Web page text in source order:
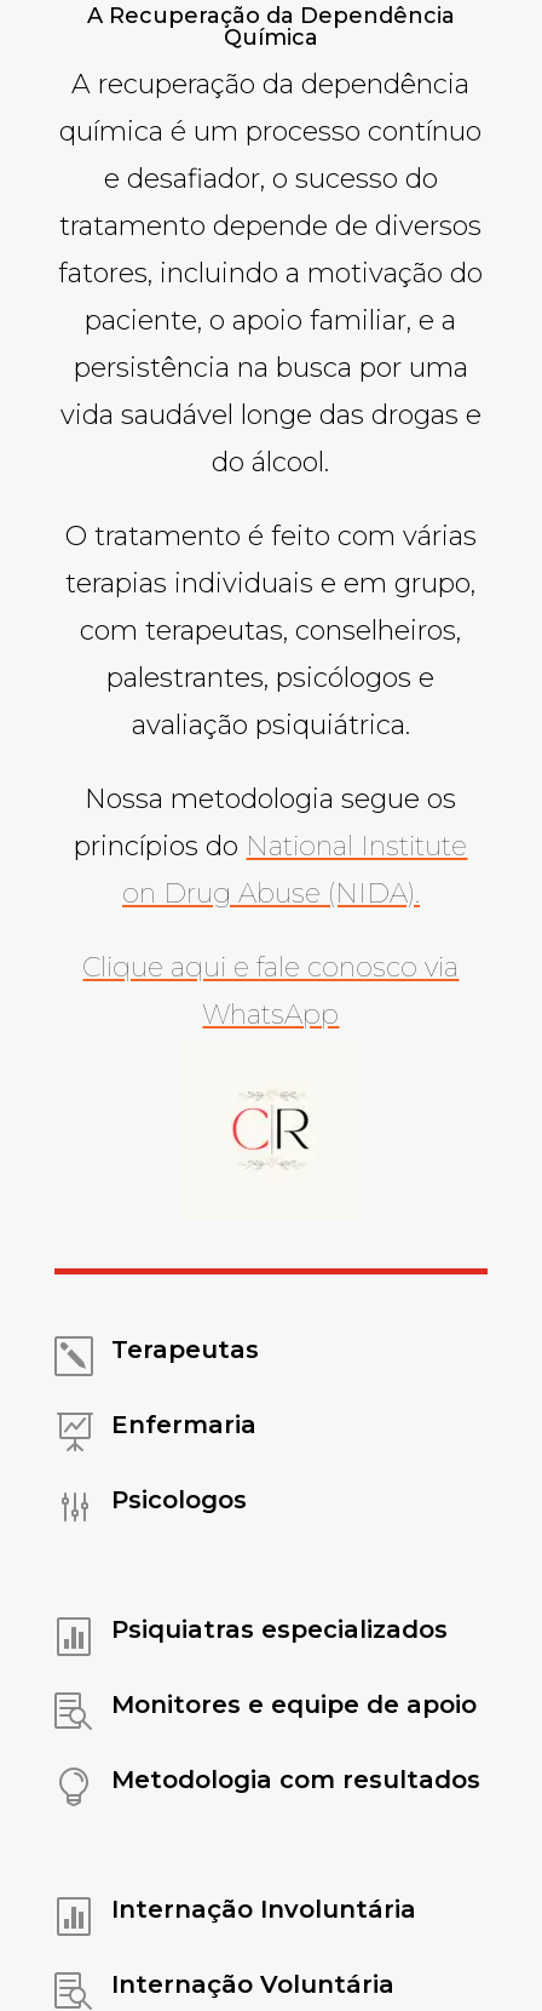
A Recuperação da Dependência
Química
A recuperação da dependência
química é um processo contínuo
e desafiador, o sucesso do
tratamento depende de diversos
fatores, incluindo a motivação do
paciente, o apoio familiar, e a
persistência na busca por uma
vida saudável longe das drogas e
do álcool.
O tratamento é feito com várias
terapias individuais e em grupo,
com terapeutas, conselheiros,
palestrantes, psicólogos e
avaliação psiquiátrica.
Nossa metodologia segue os
princípios do National Institute
on Drug Abuse (NIDA).
Clique aqui e fale conosco via
WhatsApp
k Terapeutas
 Enfermaria
g Psicologos
 Psiquiatras especializados
 Monitores e equipe de apoio
 Metodologia com resultados
 Internação Involuntária
 Internação Voluntária